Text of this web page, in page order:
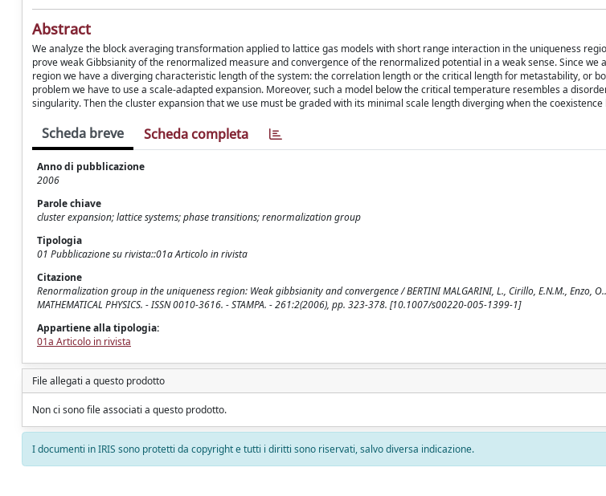
Abstract
We analyze the block averaging transformation applied to lattice gas models with short range interaction in the uniqueness
prove weak Gibbsianity of the renormalized measure and convergence of the renormalized potential in a weak sense. Since
region we have a diverging characteristic length of the system: the correlation length or the critical length for metastability, or
problem we have to use a scale-adapted expansion. Moreover, such a model below the critical temperature resembles a
singularity. Then the cluster expansion that we use must be graded with its minimal scale length diverging when the
Scheda breve Scheda completa
Anno di pubblicazione
2006
Parole chiave
cluster expansion; lattice systems; phase transitions; renormalization group
Tipologia
01 Pubblicazione su rivista::01a Articolo in rivista
Citazione
Renormalization group in the uniqueness region: Weak gibbsianity and convergence / BERTINI MALGARINI, L., Cirillo, E.N.M., Enzo,
MATHEMATICAL PHYSICS. - ISSN 0010-3616. - STAMPA. - 261:2(2006), pp. 323-378. [10.1007/s00220-005-1399-1]
Appartiene alla tipologia:
01a Articolo in rivista
File allegati a questo prodotto
Non ci sono file associati a questo prodotto.
I documenti in IRIS sono protetti da copyright e tutti i diritti sono riservati, salvo diversa indicazione.